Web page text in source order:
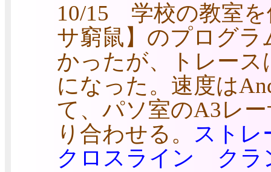
10/15 学校の教室
サ窮鼠】のプログラ
かったが、トレー
になった。速度は
て、パソ室のA3レ
り合わせる。
ストレ
クロスライン
クラ